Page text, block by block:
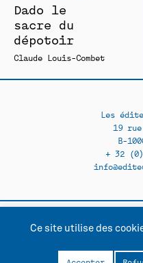
Dado le
sacre du
dépotoir
Claude Louis-Combet
Les
19
B-
+ 32
Facebook →
Contact
Ce site utilise des